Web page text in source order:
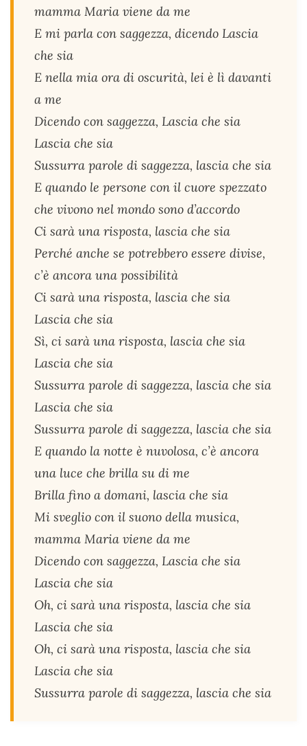
mamma Maria viene da me
E mi parla con saggezza, dicendo Lascia
che sia
E nella mia ora di oscurità, lei è lì davanti
a me
Dicendo con saggezza, Lascia che sia
Lascia che sia
Sussurra parole di saggezza, lascia che sia
E quando le persone con il cuore spezzato
che vivono nel mondo sono d’accordo
Ci sarà una risposta, lascia che sia
Perché anche se potrebbero essere divise,
c’è ancora una possibilità
Ci sarà una risposta, lascia che sia
Lascia che sia
Sì, ci sarà una risposta, lascia che sia
Lascia che sia
Sussurra parole di saggezza, lascia che sia
Lascia che sia
Sussurra parole di saggezza, lascia che sia
E quando la notte è nuvolosa, c’è ancora
una luce che brilla su di me
Brilla fino a domani, lascia che sia
Mi sveglio con il suono della musica,
mamma Maria viene da me
Dicendo con saggezza, Lascia che sia
Lascia che sia
Oh, ci sarà una risposta, lascia che sia
Lascia che sia
Oh, ci sarà una risposta, lascia che sia
Lascia che sia
Sussurra parole di saggezza, lascia che sia